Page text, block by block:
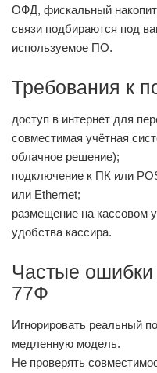
ОФД, фискальный
связи подбираются под
используемое ПО.
Требования к
доступ в интернет для
совместимая учётная
облачное решение);
подключение к ПК или
или Ethernet;
размещение на кассовом
удобства кассира.
Частые
77Ф
Игнорировать реальный
медленную модель.
Не проверять